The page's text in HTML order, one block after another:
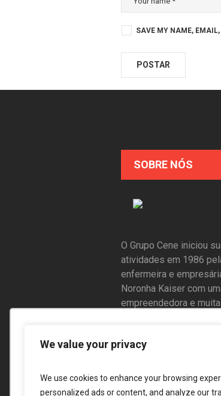
Utilizamos cookies para oferecer melhor
site e personalizar conteúdo. Ao utilizar
We value your privacy
We use cookies to enhance your browsing
personalized ads or content, and analyze our
SAVE MY NAME,
SOBRE NÓS
O Grupo Cene iniciou
atividades em 1986
enfermeira e
Noronha Kaiser com
empreendedora e muita
disposição para inovar